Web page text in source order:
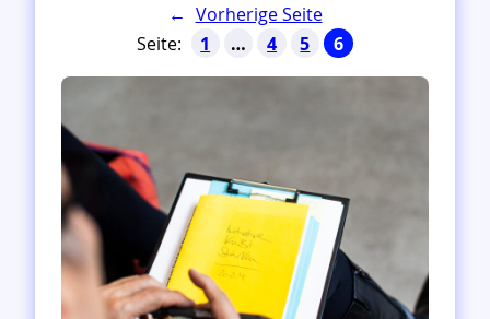
← Vorherige Seite
1
… 4 5 6